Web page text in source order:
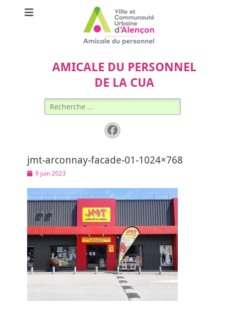
AMICALE DU PERSONNEL
DE LA CUA
Rechercher :
Facebook
jmt-arconnay-facade-01-1024×768
Posted9 juin 2023